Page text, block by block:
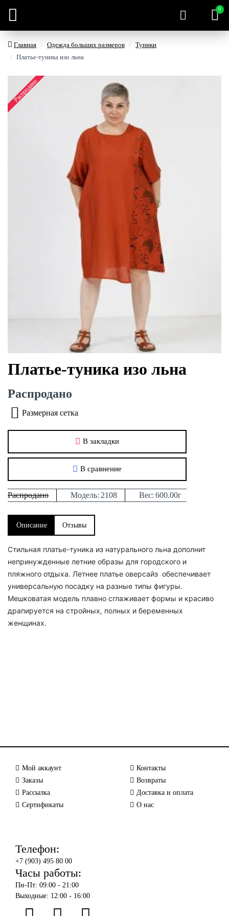
0
Главная Одежда больших размеров
Туники
Платье-туника изо льна
Распродано
Платье-туника изо льна
Распродано Модель: 2108 Вес: 600.00г
Распродано
В закладки
В сравнение
Размерная сетка
Описание Отзывы
Стильная платье-туника из натурального льна дополнит
непринужденные летние образы для городского и
пляжного отдыха. Летнее платье оверсайз обеспечивает
универсальную посадку на разные типы фигуры.
Мешковатая модель плавно сглаживает формы и красиво
драпируется на стройных, полных и беременных
женщинах.
Мой аккаунт
Заказы
Рассылка
Сертификаты
Контакты
Возвраты
Доставка и оплата
О нас
Телефон:
+7 (903) 495 80 00
Часы работы:
Пн-Пт: 09:00 - 21:00
Выходные: 12:00 - 16:00